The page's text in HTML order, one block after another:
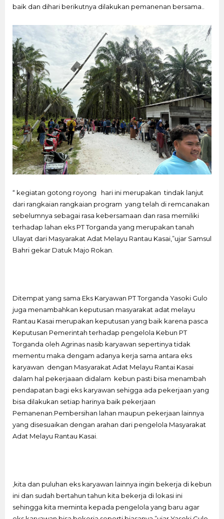
baik dan dihari berikutnya dilakukan pemanenan bersama..
“ kegiatan gotong royong hari ini merupakan tindak lanjut
dari rangkaian rangkaian program yang telah di remcanakan
sebelumnya sebagai rasa kebersamaan dan rasa memiliki
terhadap lahan eks PT Torganda yang merupakan tanah
Ulayat dari Masyarakat Adat Melayu Rantau Kasai,”ujar Samsul
Bahri gekar Datuk Majo Rokan.
Ditempat yang sama Eks Karyawan PT Torganda Yasoki Gulo
juga menambahkan keputusan masyarakat adat melayu
Rantau Kasai merupakan keputusan yang baik karena pasca
Keputusan Pemerintah terhadap pengelola Kebun PT
Torganda oleh Agrinas nasib karyawan sepertinya tidak
mementu maka dengam adanya kerja sama antara eks
karyawan dengan Masyarakat Adat Melayu Rantai Kasai
dalam hal pekerjaaan didalam kebun pasti bisa menambah
pendapatan bagi eks karyawan sehigga ada pekerjaan yang
bisa dilakukan setiap harinya baik pekerjaan
Pemanenan.Pembersihan lahan maupun pekerjaan lainnya
yang disesuaikan dengan arahan dari pengelola Masyarakat
Adat Melayu Rantau Kasai.
,kita dan puluhan eks karyawan lainnya ingin bekerja di kebun
ini dan sudah bertahun tahun kita bekerja di lokasi ini
sehingga kita meminta kepada pengelola yang baru agar